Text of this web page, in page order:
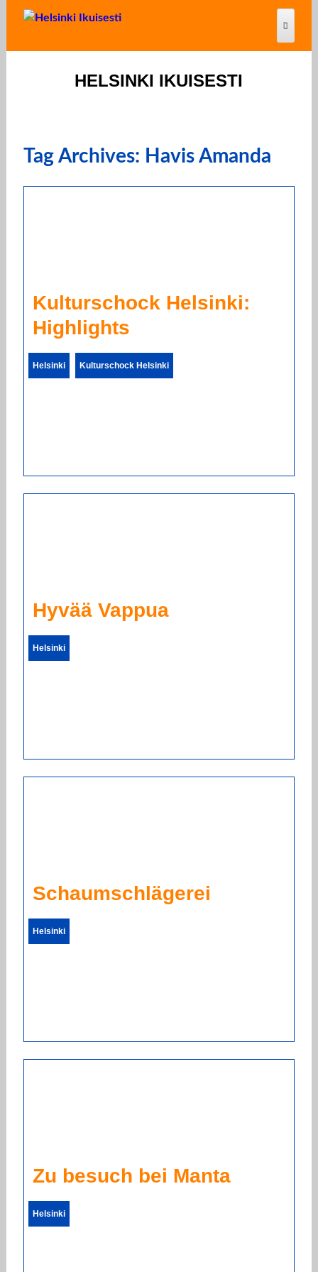
HELSINKI IKUISESTI
Tag Archives: Havis Amanda
Kulturschock Helsinki:
Highlights
Helsinki Kulturschock Helsinki
Hyvää Vappua
Helsinki
Schaumschlägerei
Helsinki
Zu besuch bei Manta
Helsinki